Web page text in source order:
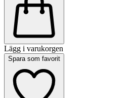
Lägg i varukorgen
Spara som favorit